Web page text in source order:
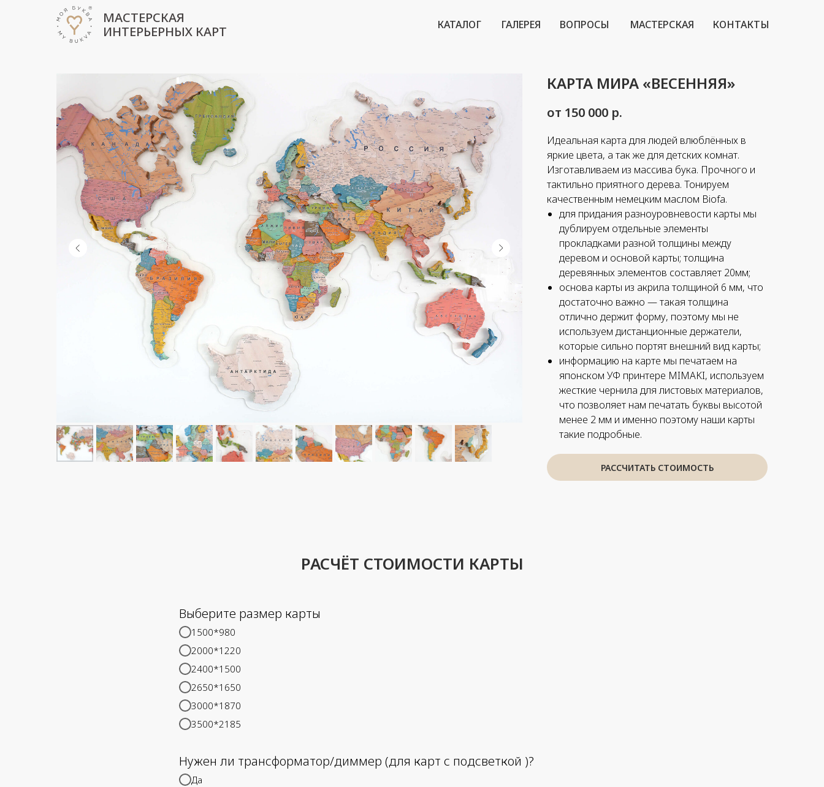
МАСТЕРСКАЯ
ГАЛЕРЕЯ КОНТАКТЫ
ВОПРОСЫ
КАТАЛОГ
МАСТЕРСКАЯ
ИНТЕРЬЕРНЫХ КАРТ
КАРТА МИРА «ВЕСЕННЯЯ»
от 150 000 р.
Идеальная карта для людей влюблённых в
яркие цвета, а так же для детских комнат.
Изготавливаем из массива бука. Прочного и
тактильно приятного дерева. Тонируем
качественным немецким маслом Biofa.
для придания разноуровневости карты мы
дублируем отдельные элементы
прокладками разной толщины между
деревом и основой карты; толщина
деревянных элементов составляет 20мм;
основа карты из акрила толщиной 6 мм, что
достаточно важно — такая толщина
отлично держит форму, поэтому мы не
используем дистанционные держатели,
которые сильно портят внешний вид карты;
информацию на карте мы печатаем на
японском УФ принтере MIMAKI, используем
жесткие чернила для листовых материалов,
что позволяет нам печатать буквы высотой
менее 2 мм и именно поэтому наши карты
такие подробные.
РАССЧИТАТЬ СТОИМОСТЬ
РАСЧЁТ СТОИМОСТИ КАРТЫ
Выберите размер карты
1500*980
2000*1220
2400*1500
2650*1650
3000*1870
3500*2185
Нужен ли трансформатор/диммер (для карт с подсветкой )?
Да